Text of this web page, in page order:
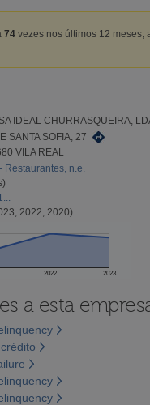
74 vezes nos últimos 12 meses,
IDEAL CHURRASQUEIRA,
SANTA SOFIA, 27
VILA REAL
Restaurantes, n.e.
2022, 2020)
2022 2023
a esta